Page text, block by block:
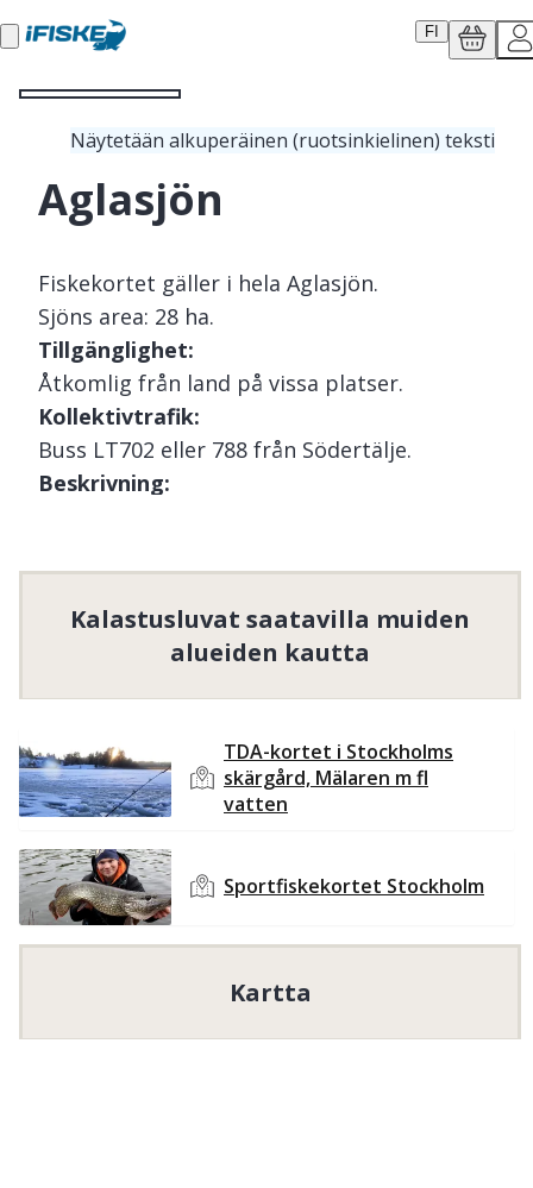
FI
Näytetään alkuperäinen (ruotsinkielinen) teksti
Aglasjön
Fiskekortet gäller i hela Aglasjön.
Sjöns area: 28 ha.
Tillgänglighet:
Åtkomlig från land på vissa platser.
Kollektivtrafik:
Buss LT702 eller 788 från Södertälje.
Beskrivning:
vet är att detta är ett av få vatten som kan
ha stor oupptäckt potential. Sjön erbjuder
Under 90-talet planterades stora mängder
karp ut i sjön.
kalastusta lapsille ja nuorille, mutta tarjoaa yhden
tai useamman tuotteen tälle kohderyhmälle
alennettuun hintaan.
Ilmainen kalastus lapsille ja nuorille19
Kalastusluvat saatavilla muiden
alueiden kautta
TDA-kortet i Stockholms
skärgård, Mälaren m fl
vatten
Sportfiskekortet Stockholm
Kartta